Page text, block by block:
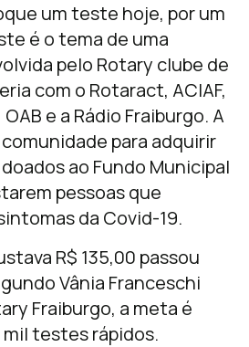
um teste hoje, por um
é o tema de uma
pelo Rotary clube de
com o Rotaract, ACIAF,
OAB e a Rádio Fraiburgo. A
para adquirir
ao Fundo Municipal
pessoas que
da Covid-19.
R$ 135,00 passou
Vânia Franceschi
Fraiburgo, a meta é
testes rápidos.